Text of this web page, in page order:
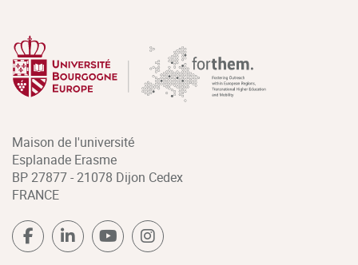
Maison de l'université
Esplanade Erasme
BP 27877 - 21078 Dijon Cedex
FRANCE